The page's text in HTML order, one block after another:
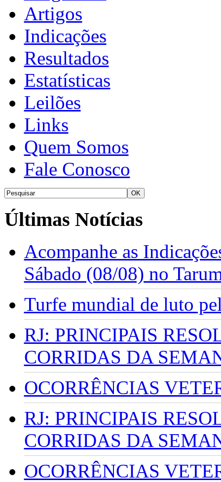
Artigos
Indicações
Resultados
Estatísticas
Leilões
Links
Quem Somos
Fale Conosco
Últimas Notícias
Acompanhe as
Sábado (08/08) no
Turfe mundial de luto
RJ: PRINCIPAIS
CORRIDAS DA
OCORRÊNCIAS
RJ: PRINCIPAIS
CORRIDAS DA
OCORRÊNCIAS